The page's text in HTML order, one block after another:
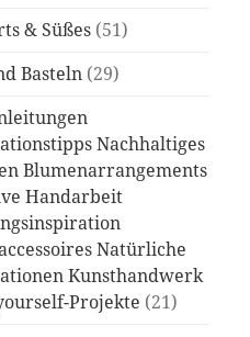
& Süßes (51)
Basteln (29)
Nachhaltiges
Blumenarrangements
Handarbeit
Natürliche
Kunsthandwerk
Projekte (21)